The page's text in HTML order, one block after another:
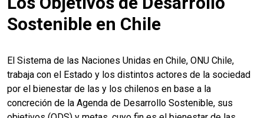
Sostenible en Chile
El Sistema de las Naciones Unidas en Chile, ONU Chile,
trabaja con el Estado y los distintos actores de la sociedad
por el bienestar de las y los chilenos en base a la
concreción de la Agenda de Desarrollo Sostenible, sus